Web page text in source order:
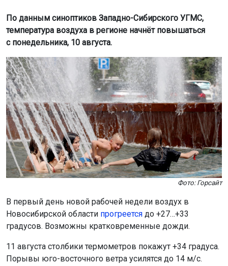
По данным синоптиков Западно-Сибирского УГМС,
температура воздуха в регионе начнёт повышаться
с понедельника, 10 августа.
Фото: Горсайт
В первый день новой рабочей недели воздух в
Новосибирской области прогреется до +27…+33
градусов. Возможны кратковременные дожди.
11 августа столбики термометров покажут +34 градуса.
Порывы юго-восточного ветра усилятся до 14 м/с.